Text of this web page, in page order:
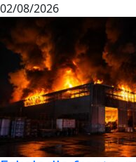
02/08/2026